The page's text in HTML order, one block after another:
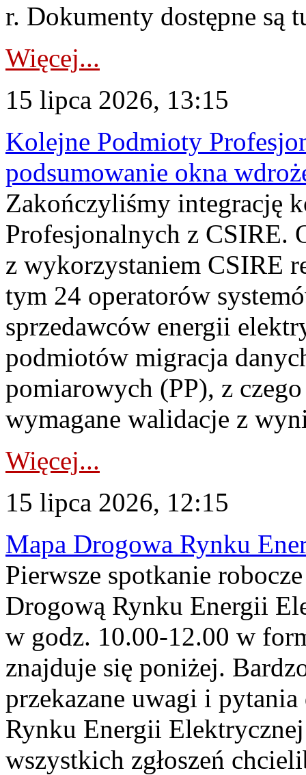
r. Dokumenty dostępne są
Więcej...
15 lipca 2026, 13:15
Kolejne Podmioty
podsumowanie okna
Zakończyliśmy integrację
Profesjonalnych z CSIRE.
z wykorzystaniem CSIRE
tym 24 operatorów
sprzedawców energii
podmiotów migracja
pomiarowych (PP), z
wymagane walidacje z
Więcej...
15 lipca 2026, 12:15
Mapa Drogowa Rynku
Pierwsze spotkanie
Drogową Rynku Energii
w godz. 10.00-12.00 w
znajduje się poniżej.
przekazane uwagi i
Rynku Energii
wszystkich zgłoszeń